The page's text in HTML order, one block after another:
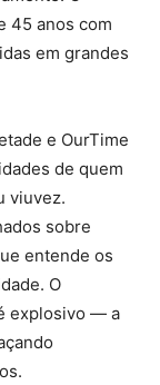
45 anos com
em grandes
e OurTime
de quem
viuvez.
sobre
entende os
O
explosivo — a